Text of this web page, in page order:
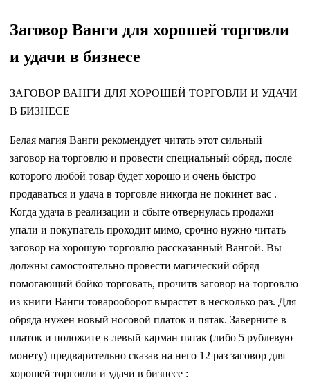
Заговор Ванги для хорошей торговли
и удачи в бизнесе
ЗАГОВОР ВАНГИ ДЛЯ ХОРОШЕЙ ТОРГОВЛИ И УДАЧИ
В БИЗНЕСЕ
Белая магия Ванги рекомендует читать этот сильный
заговор на торговлю и провести специальный обряд, после
которого любой товар будет хорошо и очень быстро
продаваться и удача в торговле никогда не покинет вас .
Когда удача в реализации и сбыте отвернулась продажи
упали и покупатель проходит мимо, срочно нужно читать
заговор на хорошую торговлю рассказанный Вангой. Вы
должны самостоятельно провести магический обряд
помогающий бойко торговать, прочитв заговор на торговлю
из книги Ванги товарооборот вырастет в несколько раз. Для
обряда нужен новый носовой платок и пятак. Заверните в
платок и положите в левый карман пятак (либо 5 рублевую
монету) предварительно сказав на него 12 раз заговор для
хорошей торговли и удачи в бизнесе :